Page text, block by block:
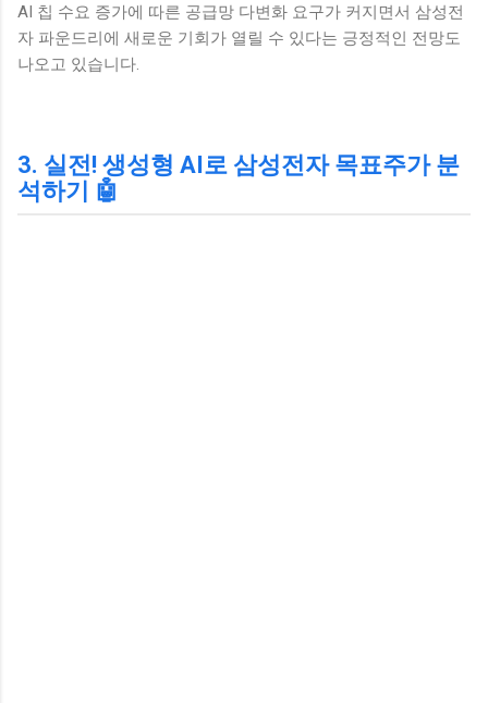
AI 칩 수요 증가에 따른 공급망 다변화 요구가 커지면서 삼성전
자 파운드리에 새로운 기회가 열릴 수 있다는 긍정적인 전망도
나오고 있습니다.
3. 실전! 생성형 AI로 삼성전자 목표주가 분
석하기 🤖